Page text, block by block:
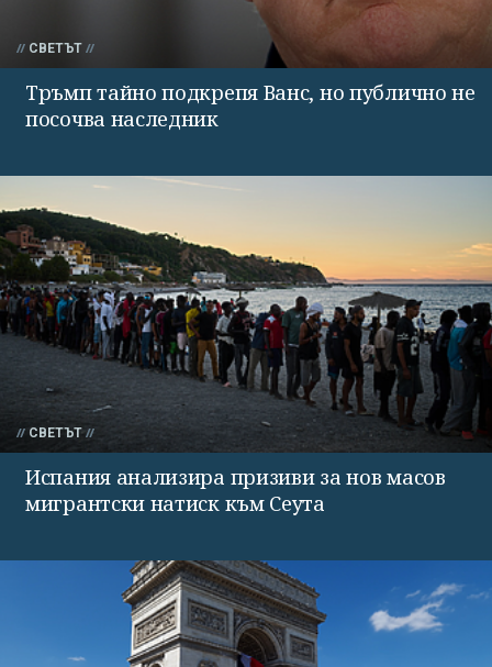
СВЕТЪТ
Тръмп тайно подкрепя Ванс, но публично не
посочва наследник
СВЕТЪТ
Испания анализира призиви за нов масов
мигрантски натиск към Сеута